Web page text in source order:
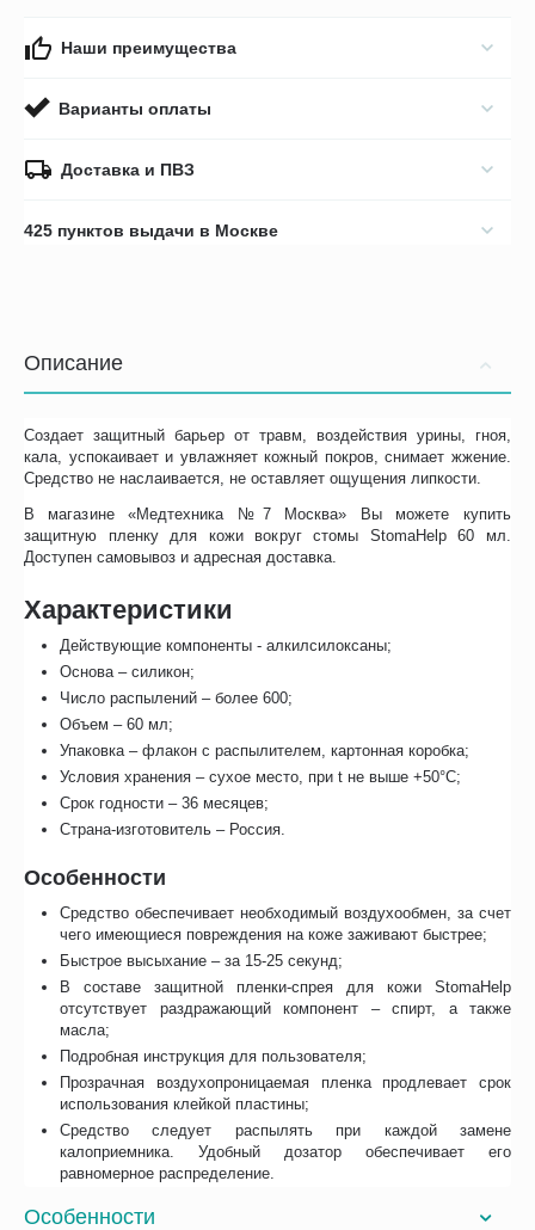
Наши преимущества
Варианты оплаты
Доставка и ПВЗ
425 пунктов выдачи в Москве
Описание
Создает защитный барьер от травм, воздействия урины, гноя,
кала, успокаивает и увлажняет кожный покров, снимает жжение.
Средство не наслаивается, не оставляет ощущения липкости.
В магазине «Медтехника №7 Москва» Вы можете купить
защитную пленку для кожи вокруг стомы StomaHelp 60 мл.
Доступен самовывоз и адресная доставка.
Характеристики
Действующие компоненты - алкилсилоксаны;
Основа – силикон;
Число распылений – более 600;
Объем – 60 мл;
Упаковка – флакон с распылителем, картонная коробка;
Условия хранения – сухое место, при t не выше +50°С;
Срок годности – 36 месяцев;
Страна-изготовитель – Россия.
Особенности
Средство обеспечивает необходимый воздухообмен, за счет
чего имеющиеся повреждения на коже заживают быстрее;
Быстрое высыхание – за 15-25 секунд;
В составе защитной пленки-спрея для кожи StomaHelp
отсутствует раздражающий компонент – спирт, а также
масла;
Подробная инструкция для пользователя;
Прозрачная воздухопроницаемая пленка продлевает срок
использования клейкой пластины;
Средство следует распылять при каждой замене
калоприемника. Удобный дозатор обеспечивает его
равномерное распределение.
Особенности